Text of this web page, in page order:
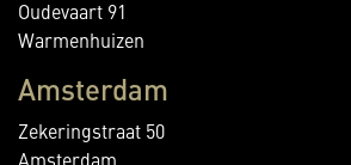
Oudevaart 91
Warmenhuizen
Amsterdam
Zekeringstraat 50